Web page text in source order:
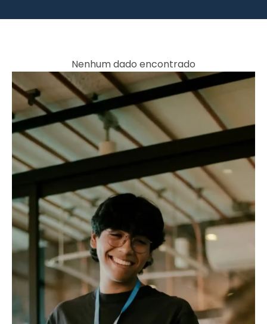
Nenhum dado encontrado